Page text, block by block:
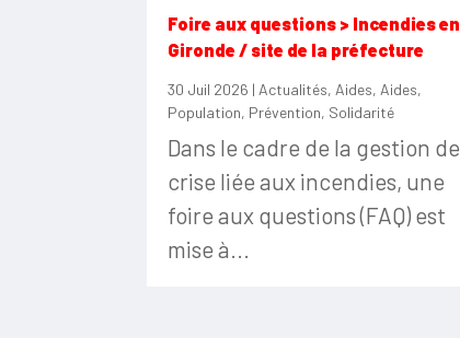
Foire aux questions > Incendies en
Gironde / site de la préfecture
30 Juil 2026 | Actualités, Aides, Aides,
Population, Prévention, Solidarité
Dans le cadre de la gestion de
crise liée aux incendies, une
foire aux questions (FAQ) est
mise à...